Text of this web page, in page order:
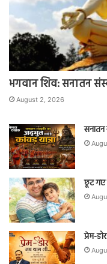
भगवान शिव: सनातन
August 2, 2026
सनातन
छूट गए
प्रेम-